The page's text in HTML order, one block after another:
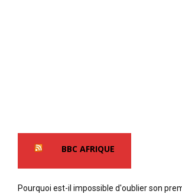
BBC AFRIQUE
Pourquoi est-il impossible d'oublier son